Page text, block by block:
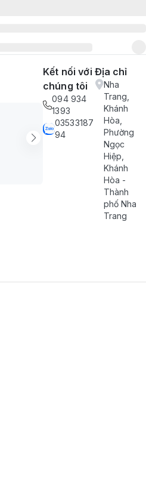
Kết nối với
chúng tôi
094 934
1393
03533187
94
Địa chỉ
Nha
Trang,
Khánh
Hòa,
Phường
Ngọc
Hiệp,
Khánh
Hòa -
Thành
phố Nha
Trang